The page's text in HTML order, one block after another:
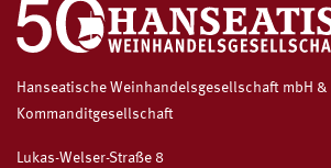
Hanseatische Weinhandelsgesellschaft mbH &
Kommanditgesellschaft
Lukas-Welser-Straße 8